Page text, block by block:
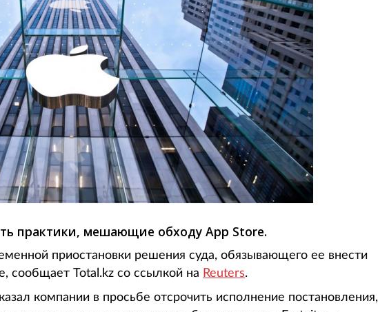
практики, мешающие обходу App Store.
приостановки решения суда, обязывающего ее внести
сообщает Total.kz со ссылкой на Reuters.
компании в просьбе отсрочить исполнение постановления,